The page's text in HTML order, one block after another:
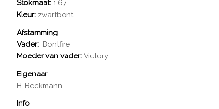
Stokmaat: 1.67
Kleur: zwartbont
Afstamming
Vader: Bontfire
Moeder van vader: Victory
Eigenaar
H. Beckmann
Info